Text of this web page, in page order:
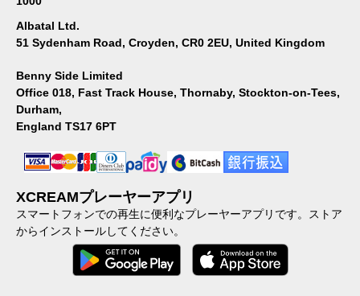
Albatal Ltd.
51 Sydenham Road, Croyden, CR0 2EU, United Kingdom
Benny Side Limited
Office 018, Fast Track House, Thornaby, Stockton-on-Tees,
Durham,
England TS17 6PT
XCREAMプレーヤーアプリ
スマートフォンでの再生に便利なプレーヤーアプリです。ストア
からインストールしてください。